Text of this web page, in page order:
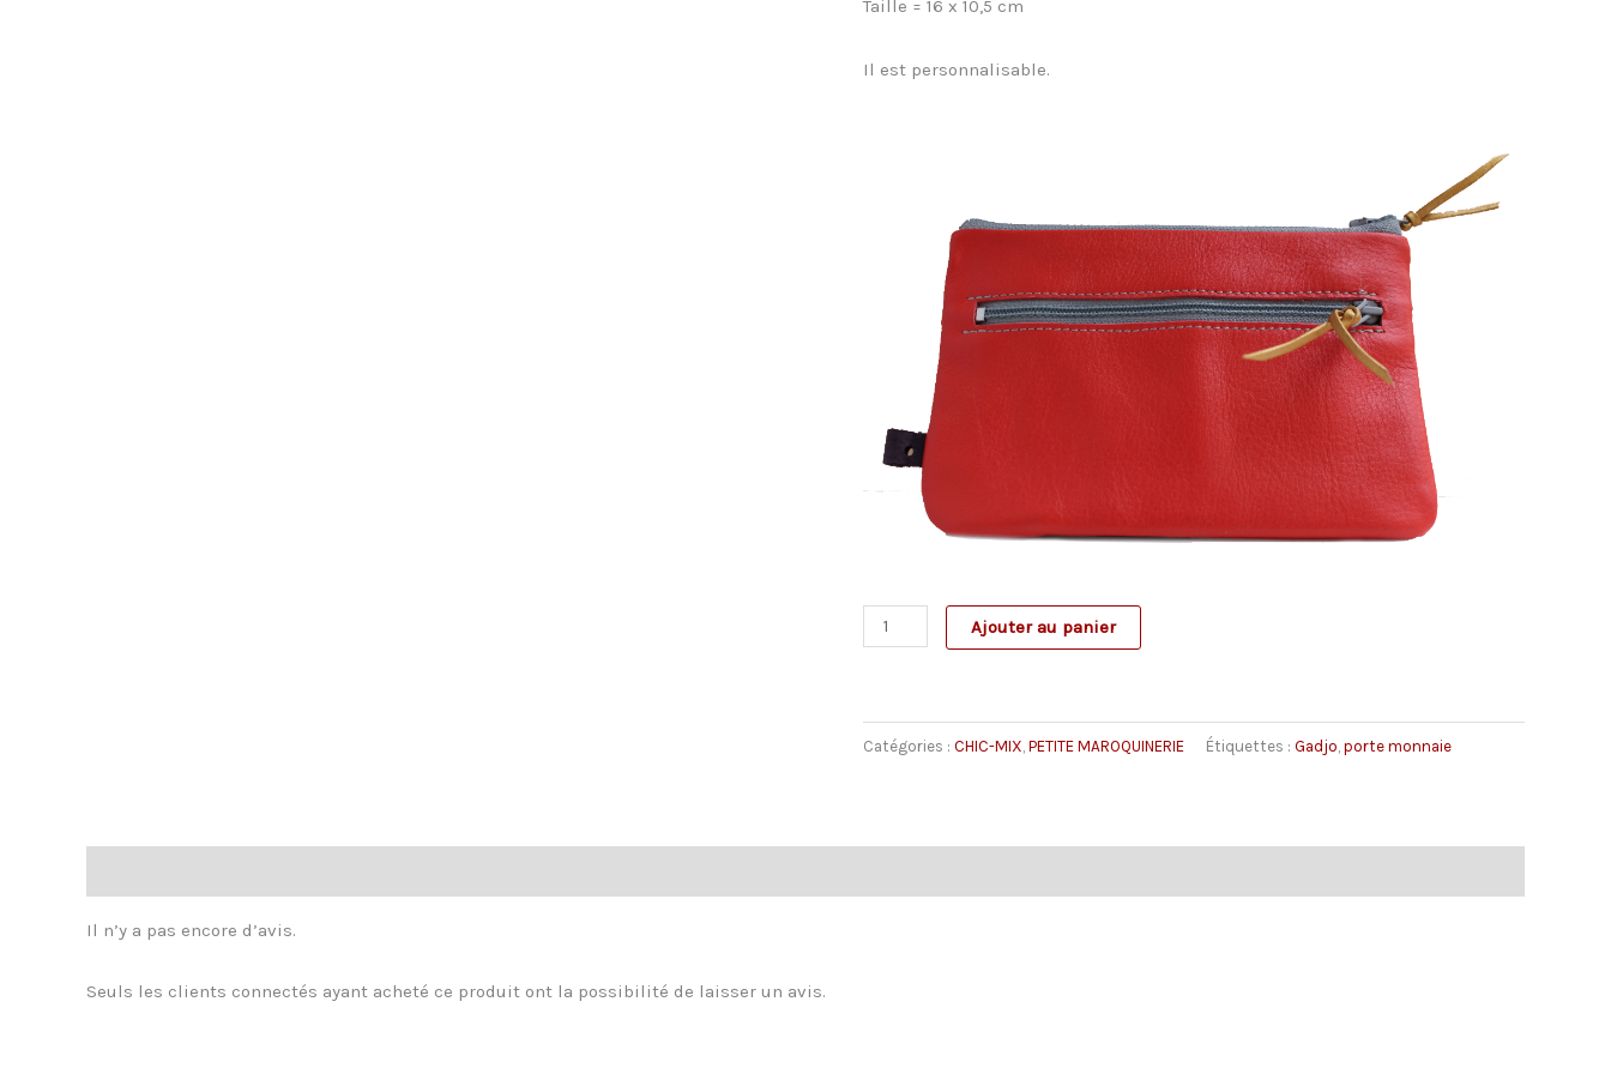
Taille = 16 x 10,5 cm
Il est personnalisable.
quantité
de
Porte
monnaie
Ajouter au panier
Catégories : CHIC-MIX PETITE MAROQUINERIE Étiquettes : Gadjo porte monnaie
Il n’y a pas encore d’avis.
Seuls les clients connectés ayant acheté ce produit ont la possibilité de laisser un avis.